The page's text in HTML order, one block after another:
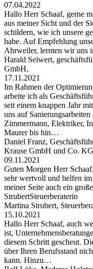
07.04.2022
Hallo Herr Schaaf, gerne
aus meiner Sicht und der
schildern, wie ich unsere
habe. Auf Empfehlung
Ahrweiler, lernten wir uns
Harald Seiwert,
GmbH,
17.11.2021
Im Rahmen der
arbeite ich als
seit einem knappen Jahr
uns auf
Zimmermann, Elektriker,
Maurer bis hin…
Daniel Franz,
Krause GmbH und Co.
09.11.2021
Guten Morgen Herr
sehr wertvoll und helfen
meiner Seite auch ein
StrubertSteuerberaterin
Martina Strubert,
15.10.2021
Hallo Herr Schaaf, auch
ist,
diesem Schritt gescheut.
über Ihren Berufsstand
kann. Hinzu…